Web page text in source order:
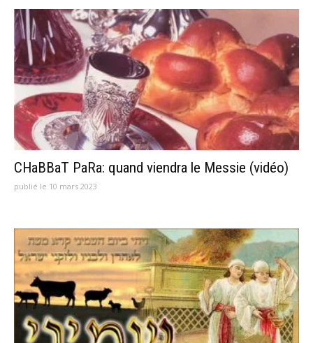
CHaBBaT PaRa: quand viendra le Messie (vidéo)
publié le 10 mars 2023